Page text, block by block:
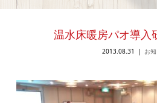
温水床暖房パオ導入
2013.08.31 お